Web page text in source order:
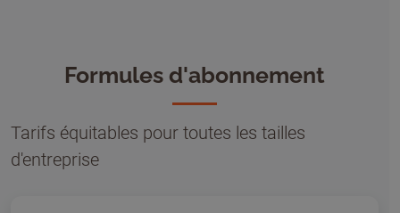
Formules d'abonnement
Tarifs équitables pour toutes les tailles
d'entreprise